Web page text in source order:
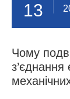
13
Чому